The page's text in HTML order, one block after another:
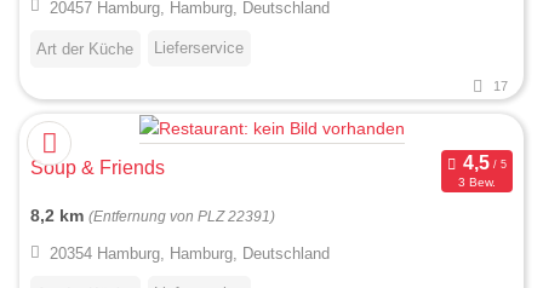
20457 Hamburg, Hamburg, Deutschland
Art der Küche Lieferservice
17
Soup & Friends
3 Bew.
8,2 km (Entfernung von PLZ 22391)
20354 Hamburg, Hamburg, Deutschland